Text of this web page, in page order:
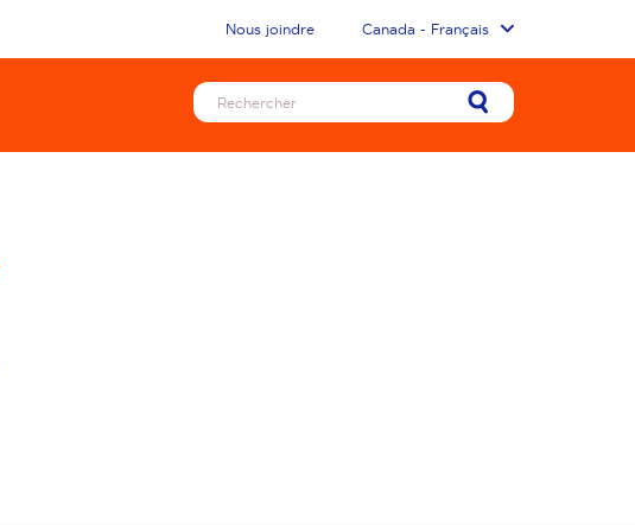
Nous joindre Canada - Français